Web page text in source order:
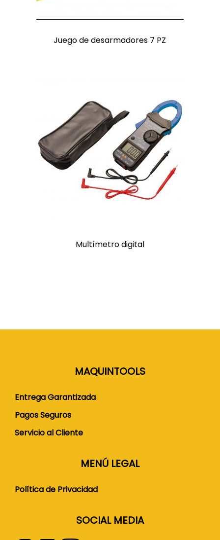
Juego de desarmadores 7 PZ
Multímetro digital
MAQUINTOOLS
Entrega Garantizada
Pagos Seguros
Servicio al Cliente
MENÚ LEGAL
Política de Privacidad
SOCIAL MEDIA